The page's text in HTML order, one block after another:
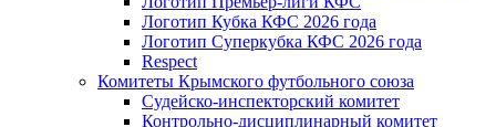
Логотип Кубка КФС 2026 года
Логотип Суперкубка КФС 2026 года
Respect
Комитеты Крымского футбольного союза
Судейско-инспекторский комитет
Контрольно-дисциплинарный комитет